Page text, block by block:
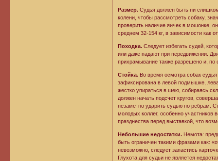
Размер. Судья должен быть ни
колени, чтобы рассмотреть собаку,
проверить наличие яичек в мошонке,
среднем 32-154 кг, в зависимости как
Походка.Следует избегать судей,
или даже падают при передвижении.
прихрамывание также разрешено и, по
Стойка. Во время осмотра собак судья
зафиксирована в левой подмышке,
жестко упираться в шею, собираясь
должен начать подсчет кругов,
незаметно ударить судью по ребрам.
молодых коллег, особенно участников
празднества перед выставкой, что
Небольшие недостатки. Немота:
быть ограничен такими фразами как:
невозможно, следует запастись
Глухота для судьи не является